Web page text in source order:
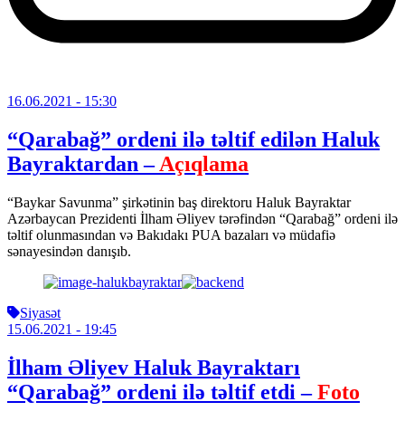
16.06.2021 - 15:30
“Qarabağ” ordeni ilə təltif edilən Haluk
Bayraktardan –Açıqlama
“Baykar Savunma” şirkətinin baş direktoru Haluk Bayraktar
Azərbaycan Prezidenti İlham Əliyev tərəfindən “Qarabağ” ordeni ilə
təltif olunmasından və Bakıdakı PUA bazaları və müdafiə
sənayesindən danışıb.
Siyasət
15.06.2021 - 19:45
İlham Əliyev Haluk Bayraktarı
“Qarabağ” ordeni ilə təltif etdi –Foto